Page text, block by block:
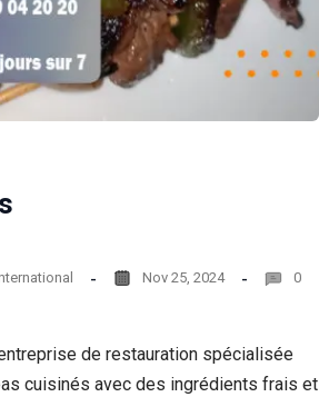
Nov 25, 2024 0
de restauration spécialisée
cuisinés avec des ingrédients frais et